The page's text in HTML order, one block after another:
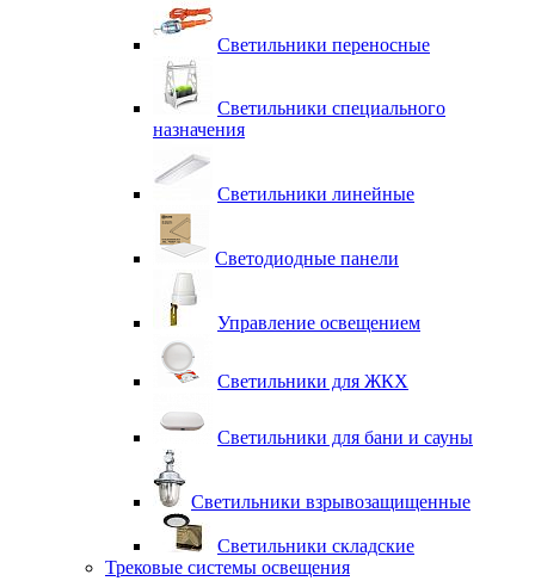
Светильники переносные
Светильники специального
назначения
Светильники линейные
Светодиодные панели
Управление освещением
Светильники для ЖКХ
Светильники для бани и сауны
Светильники взрывозащищенные
Светильники складские
Трековые системы освещения